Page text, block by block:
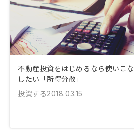
不動産投資をはじめるなら使いこな
したい「所得分散」
投資する2018.03.15